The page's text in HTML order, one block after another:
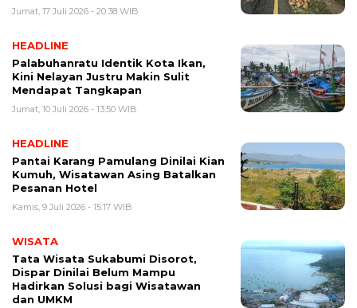
Jumat, 17 Juli 2026 - 20:38 WIB
HEADLINE
Palabuhanratu Identik Kota Ikan,
Kini Nelayan Justru Makin Sulit
Mendapat Tangkapan
Jumat, 10 Juli 2026 - 13:50 WIB
HEADLINE
Pantai Karang Pamulang Dinilai Kian
Kumuh, Wisatawan Asing Batalkan
Pesanan Hotel
Kamis, 9 Juli 2026 - 15:17 WIB
WISATA
Tata Wisata Sukabumi Disorot,
Dispar Dinilai Belum Mampu
Hadirkan Solusi bagi Wisatawan
dan UMKM